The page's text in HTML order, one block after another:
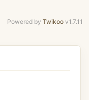
Powered by Twikoo v1.7.11